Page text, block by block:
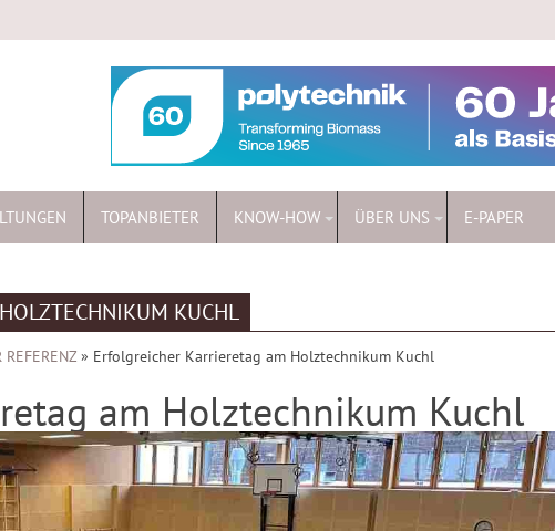
TOPANBIETER KNOW-HOW ÜBER UNS E-PAPER
KUCHL
REFERENZ » Erfolgreicher Karrieretag am Holztechnikum Kuchl
am Holztechnikum Kuchl